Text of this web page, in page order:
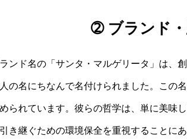
➁ ブランド
ンド名の「サンタ・マルゲリータ」は、
の名にちなんで名付けられました。この
られています。彼らの哲学は、単に美味
き継ぐための環境保全を重視することにあ